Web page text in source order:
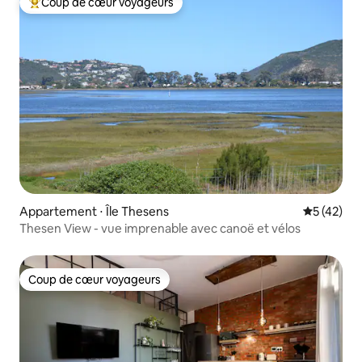
Coups de cœur voyageurs les plus appréciés
Appartement ⋅ Île Thesens
5 (42)
Thesen View - vue imprenable avec canoë et vélos
Coup de cœur voyageurs
Coup de cœur voyageurs